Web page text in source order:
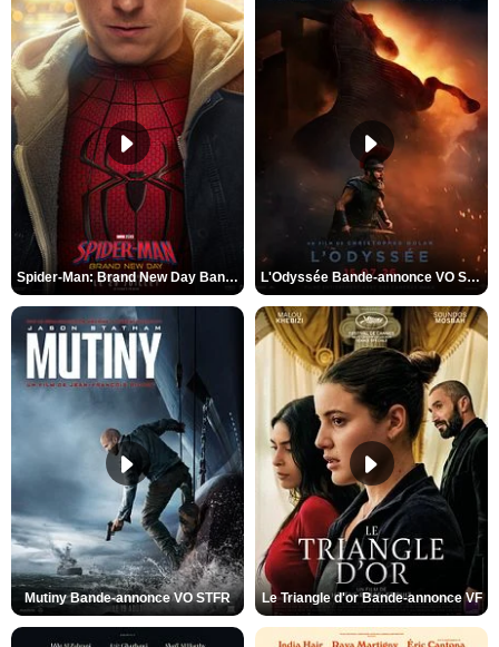
Spider-Man: Brand New Day Bande-annonce VO STFR L'Odyssée Bande-annonce VO STFR
Mutiny Bande-annonce VO STFR Le Triangle d'or Bande-annonce VF